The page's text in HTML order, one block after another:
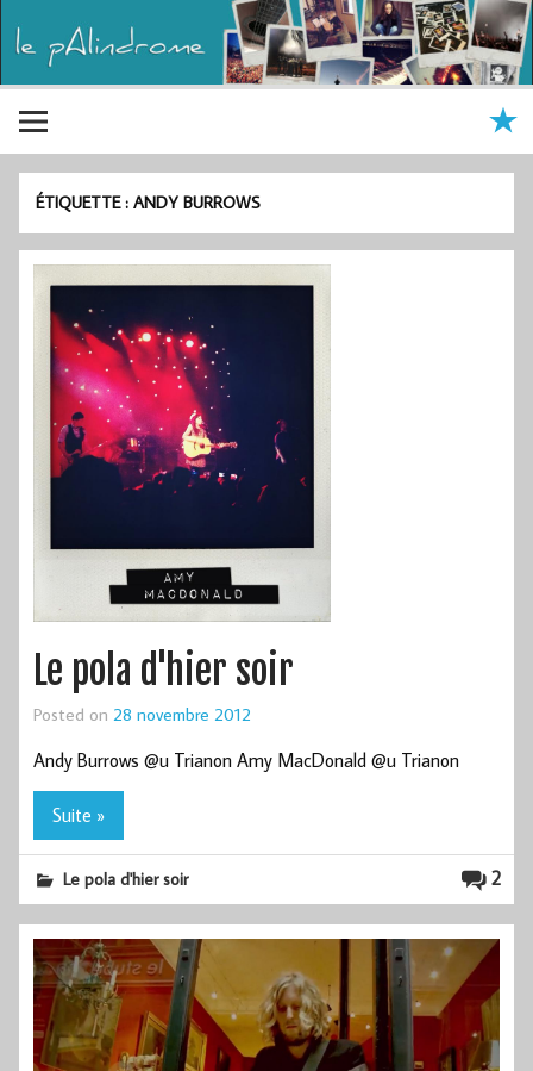
ÉTIQUETTE :ANDY BURROWS
Le pola d'hier soir
Posted on 28 novembre 2012
Andy Burrows @u Trianon Amy MacDonald @u Trianon
Suite »
2
Le pola d'hier soir